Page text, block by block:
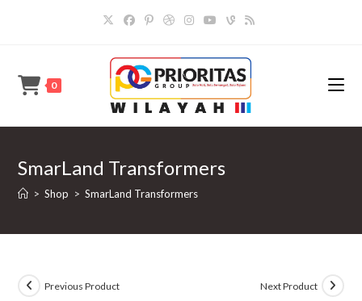
0
SmarLand Transformers
> Shop > SmarLand Transformers
Previous Product Next Product